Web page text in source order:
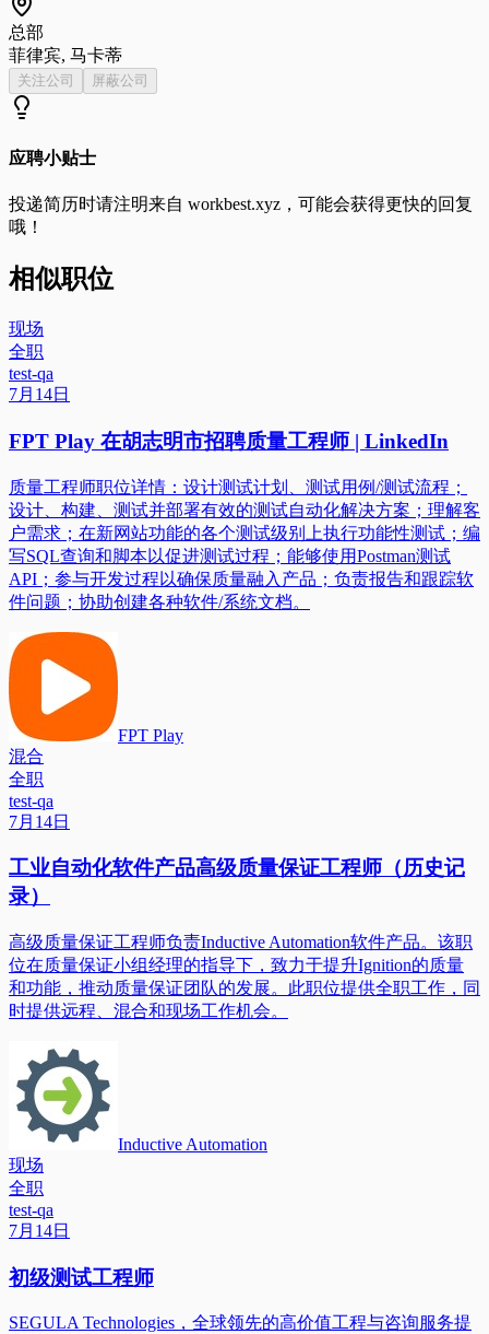
总部
菲律宾, 马卡蒂
关注公司 屏蔽公司
应聘小贴士
投递简历时请注明来自 workbest.xyz ，可能会获得更快的回复
哦！
相似职位
现场
全职
test-qa
7月14日
FPT Play 在胡志明市招聘质量工程师 | LinkedIn
质量工程师职位详情：设计测试计划、测试用例/测试流程；
设计、构建、测试并部署有效的测试自动化解决方案；理解客
户需求；在新网站功能的各个测试级别上执行功能性测试；编
写SQL查询和脚本以促进测试过程；能够使用Postman测试
API；参与开发过程以确保质量融入产品；负责报告和跟踪软
件问题；协助创建各种软件/系统文档。
FPT Play
混合
全职
test-qa
7月14日
工业自动化软件产品高级质量保证工程师（历史记
录）
高级质量保证工程师负责Inductive Automation软件产品。该职
位在质量保证小组经理的指导下，致力于提升Ignition的质量
和功能，推动质量保证团队的发展。此职位提供全职工作，同
时提供远程、混合和现场工作机会。
Inductive Automation
现场
全职
test-qa
7月14日
初级测试工程师
SEGULA Technologies，全球领先的高价值工程与咨询服务提